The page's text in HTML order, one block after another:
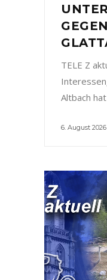
GEGEN
TELE Z
Altbach
6. August 2026